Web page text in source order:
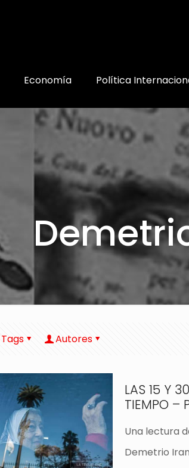
Economía Política
Tags Autores
LAS 15 Y
TIEMPO –
Una lectura
Demetrio